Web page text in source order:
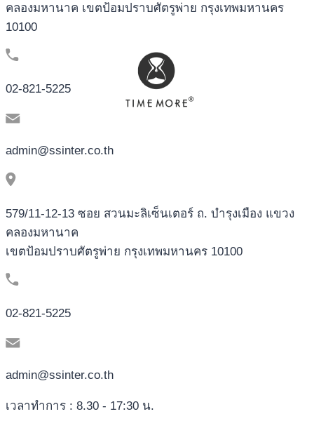
คลองมหานาค เขตป้อมปราบศัตรูพ่าย กรุงเทพมหานคร
10100
02-821-5225
admin@ssinter.co.th
579/11-12-13 ซอย สวนมะลิเซ็นเตอร์ ถ. บำรุงเมือง แขวง
คลองมหานาค
เขตป้อมปราบศัตรูพ่าย กรุงเทพมหานคร 10100
02-821-5225
admin@ssinter.co.th
เวลาทำการ : 8.30 - 17:30 น.